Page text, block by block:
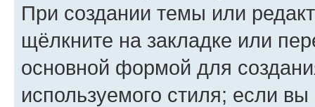
При создании темы или
щёлкните на закладке или
основной формой для
используемого стиля; если